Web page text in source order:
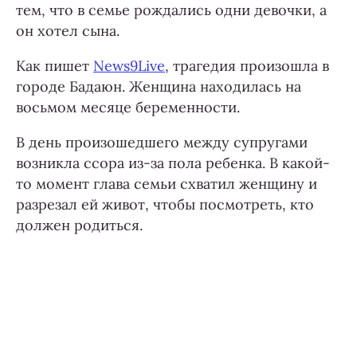
тем, что в семье рождались одни девочки, а
он хотел сына.
Как пишет News9Live, трагедия произошла в
городе Бадаюн. Женщина находилась на
восьмом месяце беременности.
В день произошедшего между супругами
возникла ссора из-за пола ребенка. В какой-
то момент глава семьи схватил женщину и
разрезал ей живот, чтобы посмотреть, кто
должен родиться.